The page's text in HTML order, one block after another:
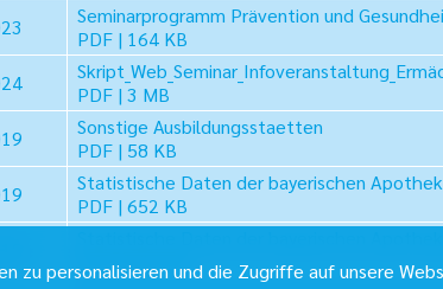
Seminarprogramm Prävention und
PDF | 164 KB
PDF | 3 MB
Sonstige Ausbildungsstaetten
PDF | 58 KB
Statistische Daten der bayerischen
PDF | 652 KB
PDF | 653 KB
zu personalisieren und die Zugriffe auf unsere